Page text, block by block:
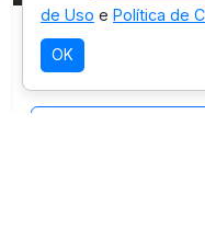
Destino com
esta experiência.
de Uso e Política de
OK